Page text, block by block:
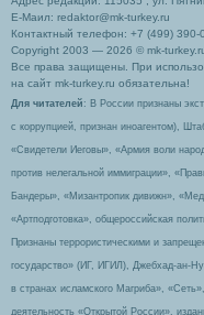
Е-Маил: redaktor@mk-turkey.ru
Контактный телефон: +7 (499) 390-
Copyright 2003 — 2026 © mk-
Все права защищены. При
на сайт mk-turkey.ru обязательна!
Для читателей : В России признаны
с коррупцией, признан иноагентом),
«Свидетели Иеговы», «Армия воли
против нелегальной иммиграции»,
Бандеры», «Мизантропик дивижн»,
«Артподготовка», общероссийская
Признаны террористическими и
государство» (ИГ, ИГИЛ), Джебхад-ан-
в странах исламского Магриба»,
деятельность «Открытой России»,